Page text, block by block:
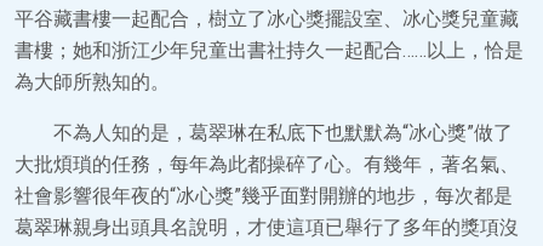
平谷藏書樓一起配合，樹立了冰心獎擺設室、冰心獎兒童藏
書樓；她和浙江少年兒童出書社持久一起配合……以上，恰是
為大師所熟知的。
不為人知的是，葛翠琳在私底下也默默為“冰心獎”做了
大批煩瑣的任務，每年為此都操碎了心。有幾年，著名氣、
社會影響很年夜的“冰心獎”幾乎面對開辦的地步，每次都是
葛翠琳親身出頭具名說明，才使這項已舉行了多年的獎項沒